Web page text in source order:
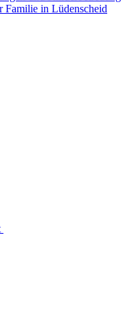
Familie in Lüdenscheid